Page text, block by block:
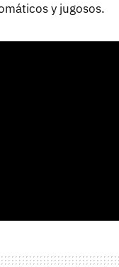
y jugosos.